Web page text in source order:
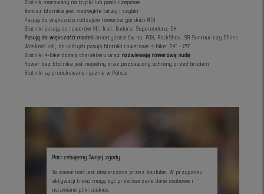
Błotnik mocowany na trytki lub paski rzepowe
Montaż błotnika jest niezwykle łatwy i szybki
Pasują do większości rodzajów rowerów górskich MTB
Błotniki pasują do rowerów XC, Trail, Enduro, Superenduro, DH
Pasują do większości modeli amortyzatorów np. FOX, RockShox, SR Suntour czy Öhlins
Wielkość kół, do których pasują błotniki rowerowe 4-bike: 24" - 29"
Błotniki 4-bike dodają charakteru orazrozwiewają rowerową nudę
Rower bez błotnika jest niepełny oraz pozbawiony ochrony przed brudem
Błotniki są produkowane ręcznie w Polsce
Potrzebujemy Twojej zgody
Ta zawartość jest dostarczana przez YouTube. W przypadku
aktywacji treści mogą być przetwarzane dane osobowe i
ustawiane pliki cookies.